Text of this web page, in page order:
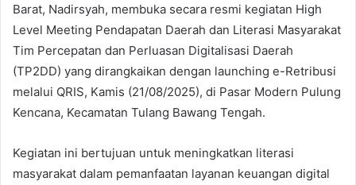
Barat, Nadirsyah, membuka secara resmi kegiatan High
Level Meeting Pendapatan Daerah dan Literasi Masyarakat
Tim Percepatan dan Perluasan Digitalisasi Daerah
(TP2DD) yang dirangkaikan dengan launching e-Retribusi
melalui QRIS, Kamis (21/08/2025), di Pasar Modern Pulung
Kencana, Kecamatan Tulang Bawang Tengah.
Kegiatan ini bertujuan untuk meningkatkan literasi
masyarakat dalam pemanfaatan layanan keuangan digital